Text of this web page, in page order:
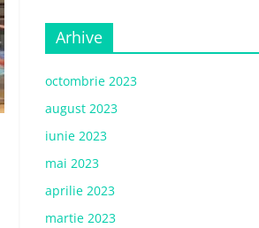
Arhive
octombrie 2023
august 2023
iunie 2023
mai 2023
aprilie 2023
martie 2023